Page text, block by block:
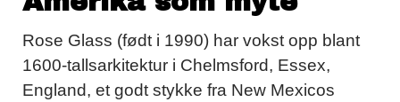
Rose Glass (født i 1990) har vokst opp blant
1600-tallsarkitektur i Chelmsford, Essex,
England, et godt stykke fra New Mexicos